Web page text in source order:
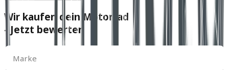
Wir kaufen dein Motorrad
- Jetzt bewerten
Marke
Marke